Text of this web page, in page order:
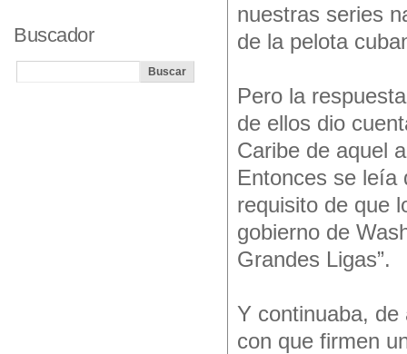
nuestras series
de la pelota
Pero la
de ellos dio
Caribe de aquel
Entonces se leía
requisito de que
gobierno de
Grandes Ligas”.
Y continuaba, de
con que firmen
Buscador